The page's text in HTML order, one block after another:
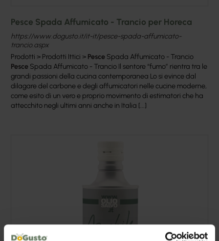
Pesce Spada Affumicato - Trancio per Horeca
https://www.dogusto.it/it-it/pesce-spada-affumicato-
trancio.aspx
Prodotti > Prodotti Ittici > Pesce Spada Affumicato - Trancio
Pesce Spada Affumicato - Trancio Il sentore “fumo” rientra tra le
grandi passioni della cucina contemporanea Lo si evince dal
dilagare del carbone e degli affumicatori nelle cucine moderne,
come esito di un vero e proprio movimento di estimatori che ha
attecchito negli ultimi anni anche in Italia [...]